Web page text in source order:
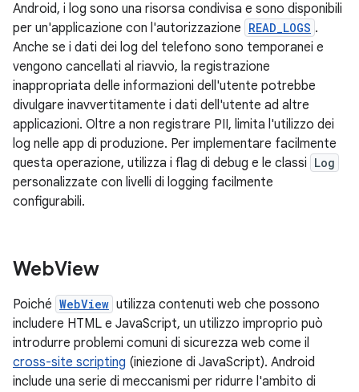
Android, i log sono una risorsa condivisa e sono disponibili
per un'applicazione con l'autorizzazione READ_LOGS .
Anche se i dati dei log del telefono sono temporanei e
vengono cancellati al riavvio, la registrazione
inappropriata delle informazioni dell'utente potrebbe
divulgare inavvertitamente i dati dell'utente ad altre
applicazioni. Oltre a non registrare PII, limita l'utilizzo dei
log nelle app di produzione. Per implementare facilmente
questa operazione, utilizza i flag di debug e le classi Log
personalizzate con livelli di logging facilmente
configurabili.
WebView
Poiché WebView utilizza contenuti web che possono
includere HTML e JavaScript, un utilizzo improprio può
introdurre problemi comuni di sicurezza web come il
cross-site scripting (iniezione di JavaScript). Android
include una serie di meccanismi per ridurre l'ambito di